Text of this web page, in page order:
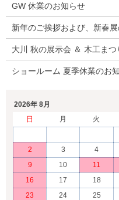
GW 休業のお知らせ
新年のご挨拶および、新春
大川 秋の展示会 ＆ 木工ま
ショールーム 夏季休業のお
2026年 8月
日
月 火
2
3 4
9
10 11
16
17 18
23
24 25